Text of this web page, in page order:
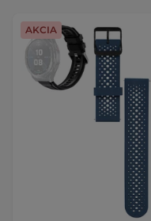
AKCIA